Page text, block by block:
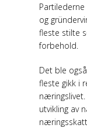
og
fleste stilte
forbehold.
Det ble
fleste gikk i
utvikling av